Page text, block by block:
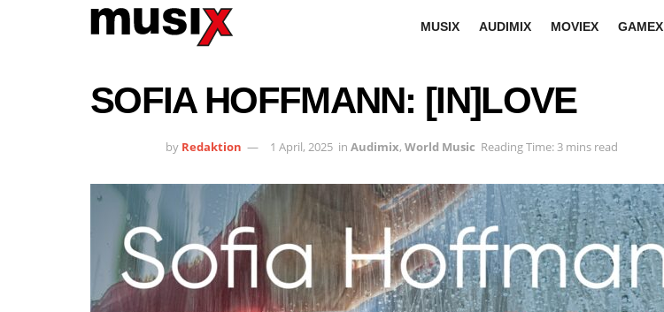
MUSIX AUDIMIX MOVIEX GAMEX
SOFIA HOFFMANN: [IN]LOVE
by Redaktion 1 April, 2025 in Audimix, World Music Reading Time: 3 mins read